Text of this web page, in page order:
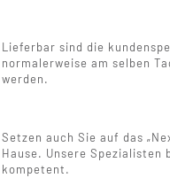
Lieferbar sind die
normalerweise am selben
werden.
Setzen auch Sie auf das
Hause. Unsere Spezialisten
kompetent.